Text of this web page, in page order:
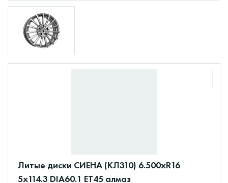
Литые диски СИЕНА (КЛ310) 6.500xR16
5x114.3 DIA60.1 ET45 алмаз